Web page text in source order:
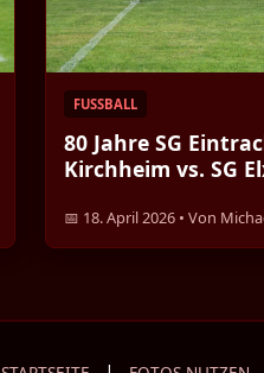
FUSSBALL
80 Jahre SG
Kirchheim vs. SG
📅 18. April 2026 • Von